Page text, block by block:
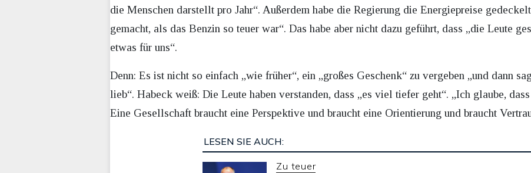
die Menschen darstellt pro Jahr“. Außerdem habe die Regierung die Energiepreise
gemacht, als das Benzin so teuer war“. Das habe aber nicht dazu geführt, dass „die Leute
etwas für uns“.
Denn: Es ist nicht so einfach „wie früher“, ein „großes Geschenk“ zu vergeben „und dann
lieb“. Habeck weiß: Die Leute haben verstanden, dass „es viel tiefer geht“. „Ich glaube,
Eine Gesellschaft braucht eine Perspektive und braucht eine Orientierung und braucht
LESEN SIE AUCH:
Zu teuer